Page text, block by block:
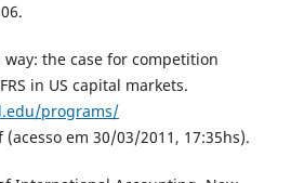
way: the case for competition
in US capital markets.
programs/
em 30/03/2011, 17:35hs).